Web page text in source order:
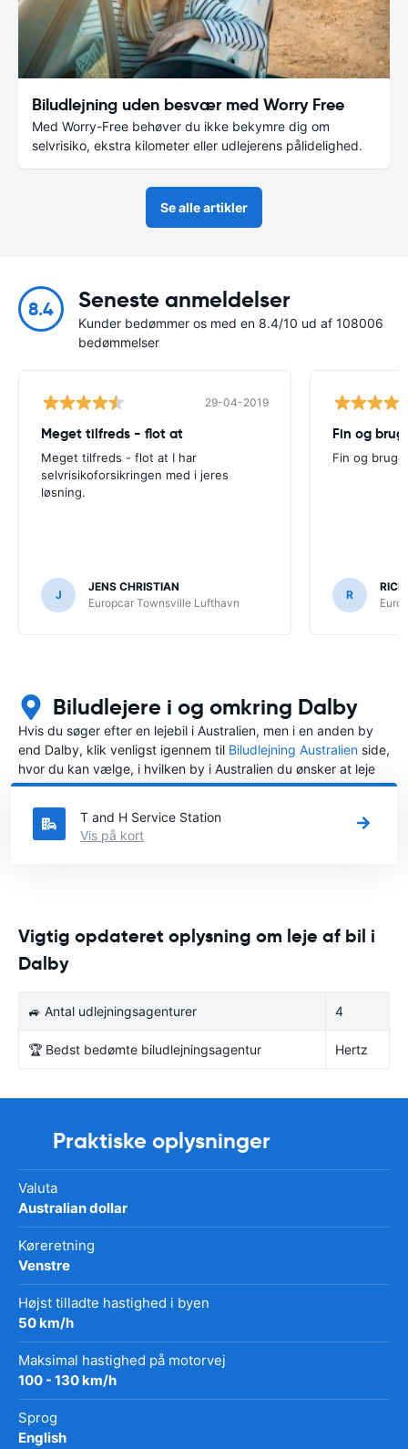
Biludlejning uden besvær med Worry Free
Med Worry-Free behøver du ikke bekymre dig om
selvrisiko, ekstra kilometer eller udlejerens pålidelighed.
Se alle artikler
8.4 Seneste anmeldelser
Kunder bedømmer os med en 8.4/10 ud af 108006
bedømmelser
29-04-2019
Meget tilfreds - flot at
Meget tilfreds - flot at I har
selvrisikoforsikringen med i jeres
løsning.
J
JENS CHRISTIAN
Europcar Townsville Lufthavn
Fin og
Fin og
R
Biludlejere i og omkring Dalby
Hvis du søger efter en lejebil i Australien, men i en anden by
end Dalby, klik venligst igennem til Biludlejning Australien side,
hvor du kan vælge, i hvilken by i Australien du ønsker at leje
en bil.
T and H Service Station
Vis på kort
Vigtig opdateret oplysning om leje af bil i
Dalby
🚙 Antal udlejningsagenturer 4
🏆 Bedst bedømte biludlejningsagentur Hertz
Praktiske oplysninger
Valuta
Australian dollar
Køreretning
Venstre
Højst tilladte hastighed i byen
50 km/h
Maksimal hastighed på motorvej
100 - 130 km/h
Sprog
English